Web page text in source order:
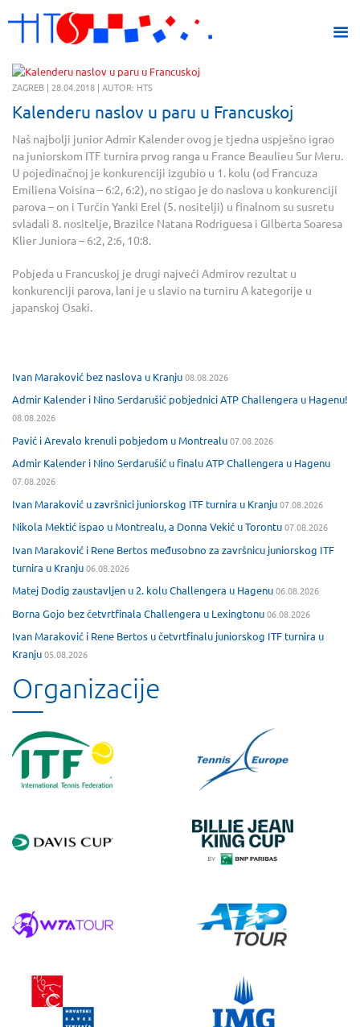
ZAGREB | 28.04.2018 | AUTOR: HTS
Kalenderu naslov u paru u Francuskoj
Naš najbolji junior Admir Kalender ovog je tjedna uspješno igrao
na juniorskom ITF turnira prvog ranga u France Beaulieu Sur Meru.
U pojedinačnoj je konkurenciji izgubio u 1. kolu (od Francuza
Emiliena Voisina – 6:2, 6:2), no stigao je do naslova u konkurenciji
parova – on i Turčin Yanki Erel (5. nositelji) u finalnom su susretu
svladali 8. nositelje, Brazilce Natana Rodriguesa i Gilberta Soaresa
Klier Juniora – 6:2, 2:6, 10:8.
Pobjeda u Francuskoj je drugi najveći Admirov rezultat u
konkurenciji parova, lani je u slavio na turniru A kategorije u
japanskoj Osaki.
Ivan Maraković bez naslova u Kranju08.08.2026
Admir Kalender i Nino Serdarušić pobjednici ATP Challengera u Hagenu!
08.08.2026
Pavić i Arevalo krenuli pobjedom u Montrealu07.08.2026
Admir Kalender i Nino Serdarušić u finalu ATP Challengera u Hagenu
07.08.2026
Ivan Maraković u završnici juniorskog ITF turnira u Kranju07.08.2026
Nikola Mektić ispao u Montrealu, a Donna Vekić u Torontu07.08.2026
Ivan Maraković i Rene Bertos međusobno za završnicu juniorskog ITF
turnira u Kranju06.08.2026
Matej Dodig zaustavljen u 2. kolu Challengera u Hagenu06.08.2026
Borna Gojo bez četvrtfinala Challengera u Lexingtonu06.08.2026
Ivan Maraković i Rene Bertos u četvrtfinalu juniorskog ITF turnira u
Kranju05.08.2026
Organizacije